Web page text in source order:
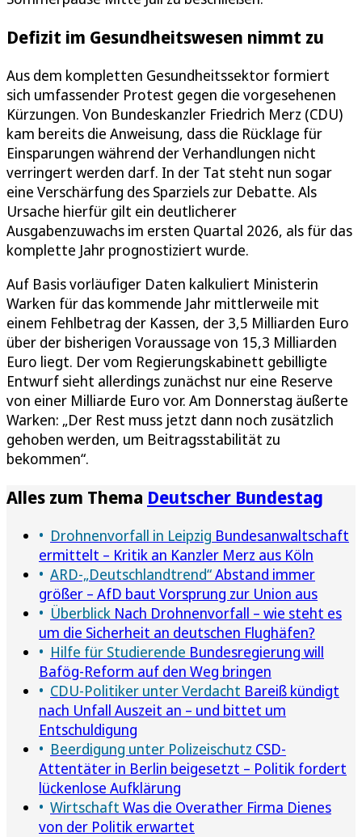
Defizit im Gesundheitswesen nimmt zu
Aus dem kompletten Gesundheitssektor formiert
sich umfassender Protest gegen die vorgesehenen
Kürzungen. Von Bundeskanzler Friedrich Merz (CDU)
kam bereits die Anweisung, dass die Rücklage für
Einsparungen während der Verhandlungen nicht
verringert werden darf. In der Tat steht nun sogar
eine Verschärfung des Sparziels zur Debatte. Als
Ursache hierfür gilt ein deutlicherer
Ausgabenzuwachs im ersten Quartal 2026, als für das
komplette Jahr prognostiziert wurde.
Auf Basis vorläufiger Daten kalkuliert Ministerin
Warken für das kommende Jahr mittlerweile mit
einem Fehlbetrag der Kassen, der 3,5 Milliarden Euro
über der bisherigen Voraussage von 15,3 Milliarden
Euro liegt. Der vom Regierungskabinett gebilligte
Entwurf sieht allerdings zunächst nur eine Reserve
von einer Milliarde Euro vor. Am Donnerstag äußerte
Warken: „Der Rest muss jetzt dann noch zusätzlich
gehoben werden, um Beitragsstabilität zu
bekommen“.
Alles zum Thema Deutscher Bundestag
Drohnenvorfall in Leipzig Bundesanwaltschaft
ermittelt – Kritik an Kanzler Merz aus Köln
ARD-„Deutschlandtrend“Abstand immer
größer – AfD baut Vorsprung zur Union aus
Überblick Nach Drohnenvorfall – wie steht es
um die Sicherheit an deutschen Flughäfen?
Hilfe für Studierende Bundesregierung will
Bafög-Reform auf den Weg bringen
CDU-Politiker unter Verdacht Bareiß kündigt
nach Unfall Auszeit an – und bittet um
Entschuldigung
Beerdigung unter Polizeischutz CSD-
Attentäter in Berlin beigesetzt – Politik fordert
lückenlose Aufklärung
Wirtschaft Was die Overather Firma Dienes
von der Politik erwartet